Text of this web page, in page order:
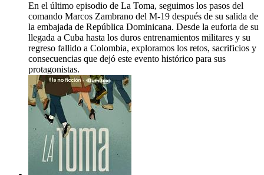
En el último episodio de La Toma, seguimos los pasos del
comando Marcos Zambrano del M-19 después de su salida de
la embajada de República Dominicana. Desde la euforia de su
llegada a Cuba hasta los duros entrenamientos militares y su
regreso fallido a Colombia, exploramos los retos, sacrificios y
consecuencias que dejó este evento histórico para sus
protagonistas.